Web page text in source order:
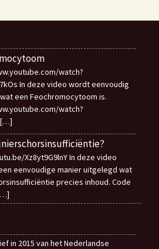
watch?
In deze video wordt eenvoudig
een Feochromocytoom is.
watch?
[…]
Xz8yt9G9lnY In deze video
eenvoudige manier uitgelegd wat
precies inhoud. Code
in 2015 van het Nederlandse